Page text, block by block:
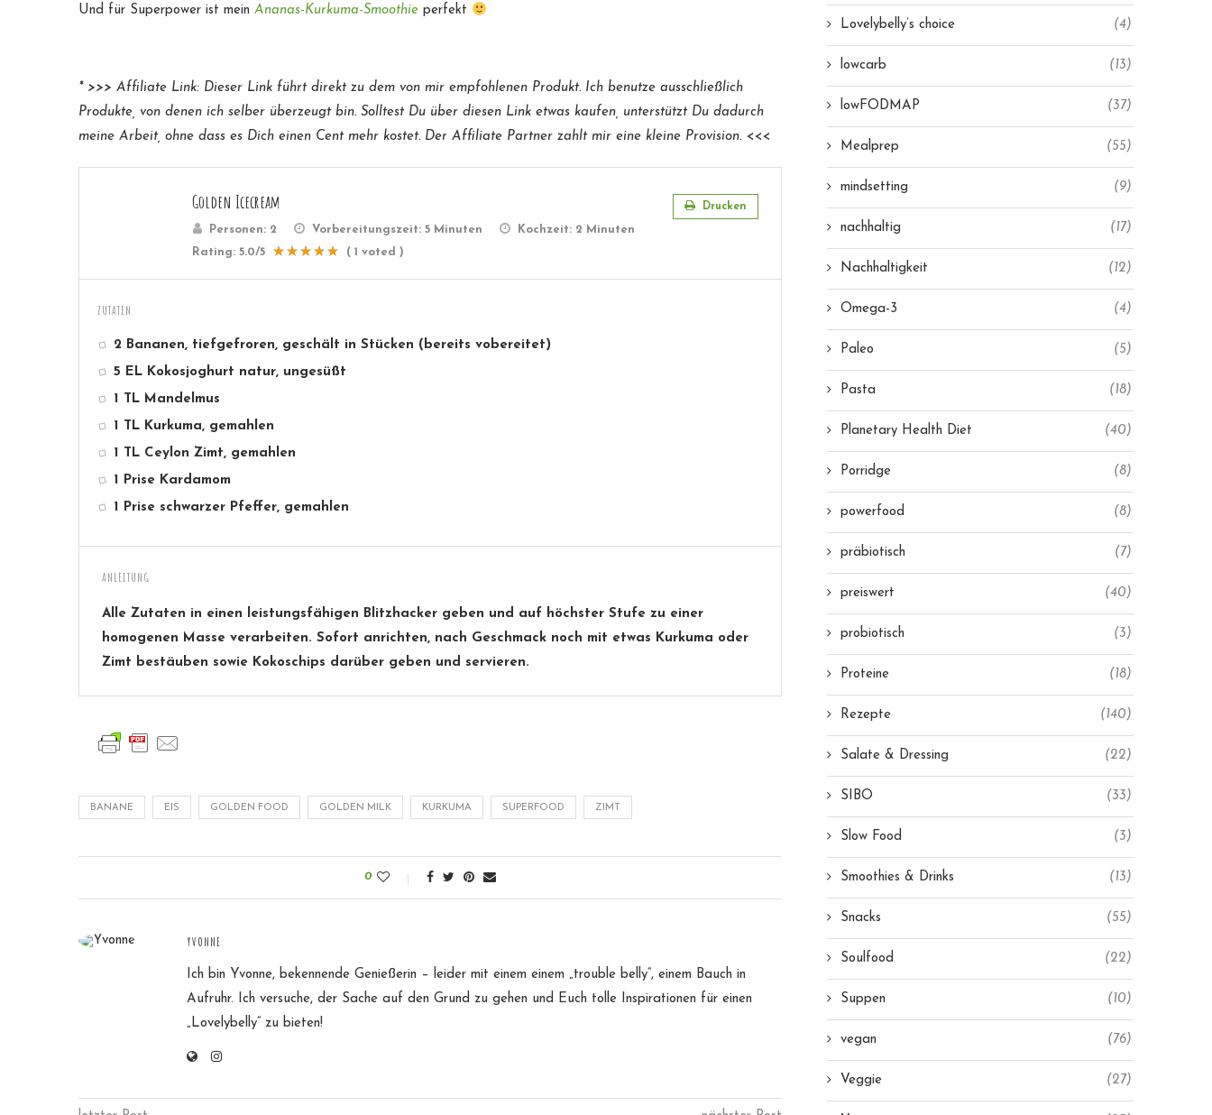
Und für Superpower ist mein Ananas-Kurkuma-Smoothie perfekt
* >>> Affiliate Link: Dieser Link führt direkt zu dem von mir empfohlenen Produkt. Ich benutze ausschließlich
Produkte, von denen ich selber überzeugt bin. Solltest Du über diesen Link etwas kaufen, unterstützt Du dadurch
meine Arbeit, ohne dass es Dich einen Cent mehr kostet. Der Affiliate Partner zahlt mir eine kleine Provision. <<<
Golden Icecream Drucken
Personen: 2 Vorbereitungszeit: 5 Minuten Kochzeit: 2 Minuten
Rating: 5.0/5 ( 1 voted )
ZUTATEN
2 Bananen, tiefgefroren, geschält in Stücken (bereits vobereitet)
5 EL Kokosjoghurt natur, ungesüßt
1 TL Mandelmus
1 TL Kurkuma, gemahlen
1 TL Ceylon Zimt, gemahlen
1 Prise Kardamom
1 Prise schwarzer Pfeffer, gemahlen
ANLEITUNG
Alle Zutaten in einen leistungsfähigen Blitzhacker geben und auf höchster Stufe zu einer
homogenen Masse verarbeiten. Sofort anrichten, nach Geschmack noch mit etwas Kurkuma oder
Zimt bestäuben sowie Kokoschips darüber geben und servieren.
BANANE EIS GOLDEN FOOD GOLDEN MILK KURKUMA SUPERFOOD ZIMT
0
YVONNE
Ich bin Yvonne, bekennende Genießerin – leider mit einem einem „trouble belly“, einem Bauch in
Aufruhr. Ich versuche, der Sache auf den Grund zu gehen und Euch tolle Inspirationen für einen
„Lovelybelly“ zu bieten!
Lovelybelly’s choice (4)
lowcarb (13)
lowFODMAP (37)
Mealprep (55)
mindsetting (9)
nachhaltig (17)
Nachhaltigkeit (12)
Omega-3 (4)
Paleo (5)
Pasta (18)
Planetary Health Diet (40)
Porridge (8)
powerfood (8)
präbiotisch (7)
preiswert (40)
probiotisch (3)
Proteine (18)
Rezepte (140)
Salate & Dressing (22)
SIBO (33)
Slow Food (3)
Smoothies & Drinks (13)
Snacks (55)
Soulfood (22)
Suppen (10)
vegan (76)
Veggie (27)